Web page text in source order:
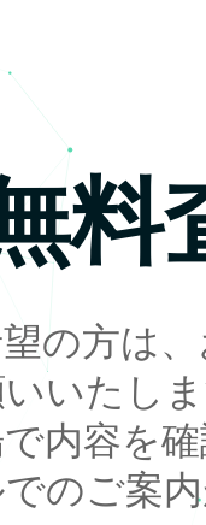
料
の方は
いたし
内容を確
のご案